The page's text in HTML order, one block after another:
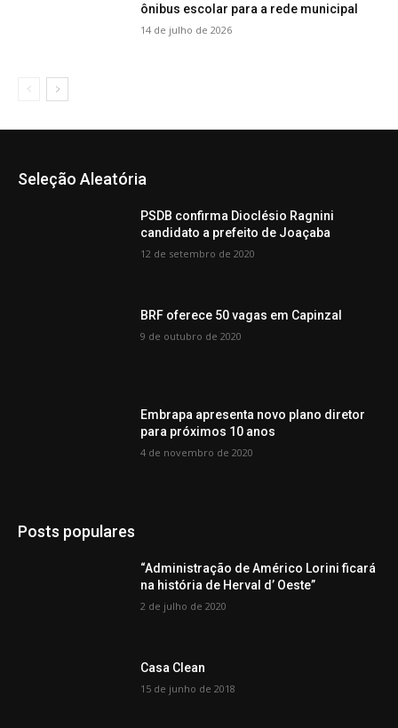
ônibus escolar para a rede municipal
14 de julho de 2026
Seleção Aleatória
PSDB confirma Dioclésio Ragnini
candidato a prefeito de Joaçaba
12 de setembro de 2020
BRF oferece 50 vagas em Capinzal
9 de outubro de 2020
Embrapa apresenta novo plano diretor
para próximos 10 anos
4 de novembro de 2020
Posts populares
“Administração de Américo Lorini ficará
na história de Herval d’ Oeste”
2 de julho de 2020
Casa Clean
15 de junho de 2018